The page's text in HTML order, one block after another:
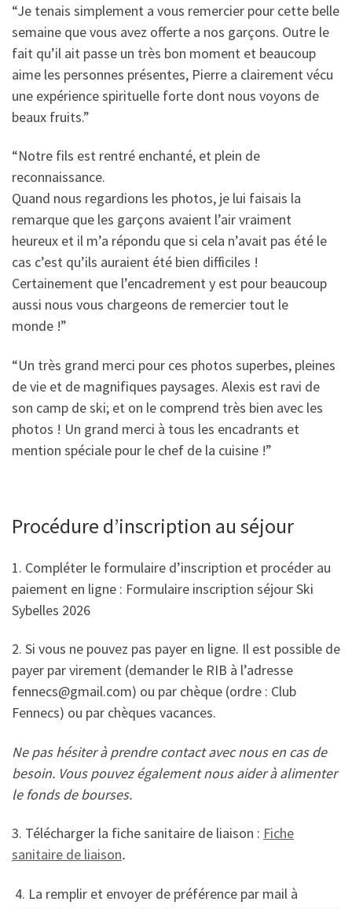
“Je tenais simplement a vous remercier pour cette belle
semaine que vous avez offerte a nos garçons. Outre le
fait qu’il ait passe un très bon moment et beaucoup
aime les personnes présentes, Pierre a clairement vécu
une expérience spirituelle forte dont nous voyons de
beaux fruits.”
“Notre fils est rentré enchanté, et plein de
reconnaissance.
Quand nous regardions les photos, je lui faisais la
remarque que les garçons avaient l’air vraiment
heureux et il m’a répondu que si cela n’avait pas été le
cas c’est qu’ils auraient été bien difficiles !
Certainement que l’encadrement y est pour beaucoup
aussi nous vous chargeons de remercier tout le
monde !”
“Un très grand merci pour ces photos superbes, pleines
de vie et de magnifiques paysages. Alexis est ravi de
son camp de ski; et on le comprend très bien avec les
photos ! Un grand merci à tous les encadrants et
mention spéciale pour le chef de la cuisine !”
Procédure d’inscription au séjour
1. Compléter le formulaire d’inscription et procéder au
paiement en ligne : Formulaire inscription séjour Ski
Sybelles 2026
2. Si vous ne pouvez pas payer en ligne. Il est possible de
payer par virement (demander le RIB à l’adresse
fennecs@gmail.com) ou par chèque (ordre : Club
Fennecs) ou par chèques vacances.
Ne pas hésiter à prendre contact avec nous en cas de
besoin. Vous pouvez également nous aider à alimenter
le fonds de bourses.
3. Télécharger la fiche sanitaire de liaison : Fiche
sanitaire de liaison.
4. La remplir et envoyer de préférence par mail à